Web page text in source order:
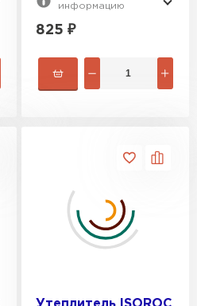
информацию
825 ₽